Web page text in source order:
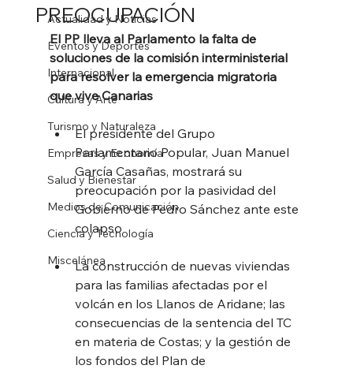
Actualidad y Noticias
Eventos y Deportes
Internacional
Cultura y Arte
Turismo y Naturaleza
Empresas y Economía
Salud y Bienestar
Medios de Comunicación
Ciencia y Tecnología
Miscelánea
PREOCUPACIÓN
El PP lleva al Parlamento la falta de
soluciones de la comisión interministerial
para resolver la emergencia migratoria
que vive Canarias
El presidente del Grupo
Parlamentario Popular, Juan Manuel
García Casañas, mostrará su
preocupación por la pasividad del
Gobierno de Pedro Sánchez ante este
colapso
La construcción de nuevas viviendas
para las familias afectadas por el
volcán en los Llanos de Aridane; las
consecuencias de la sentencia del TC
en materia de Costas; y la gestión de
los fondos del Plan de